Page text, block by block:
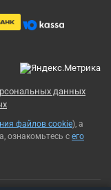
данных
файлов cookie), а
ознакомьтесь с его